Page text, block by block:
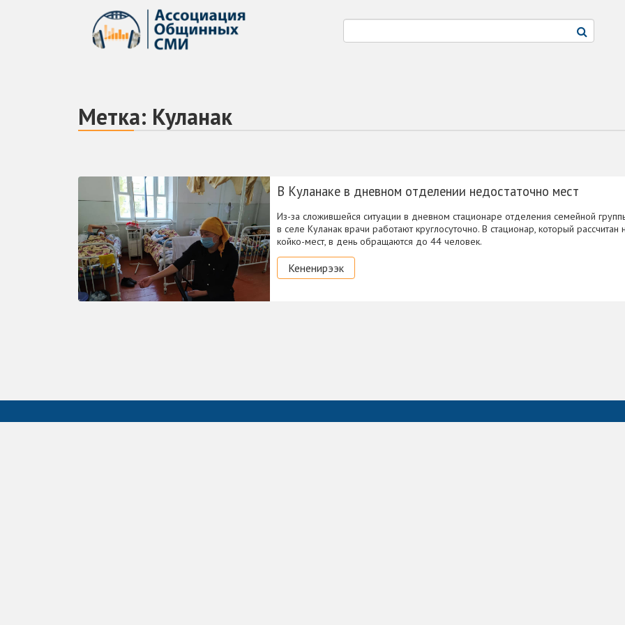
Метка: Куланак
В Куланаке в дневном отделении недостаточно мест
Из-за сложившейся ситуации в дневном стационаре отделения семейной
в селе Куланак врачи работают круглосуточно. В стационар, который рассчитан
койко-мест, в день обращаются до 44 человек.
Кененирээк